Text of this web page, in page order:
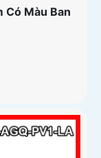
Có Màu Ban